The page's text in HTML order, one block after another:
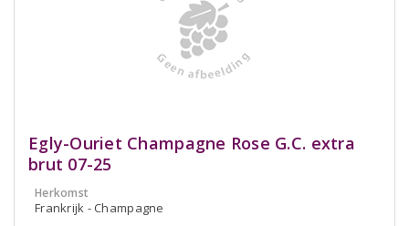
Egly-Ouriet Champagne Rose G.C. extra
brut 07-25
Herkomst
Frankrijk - Champagne